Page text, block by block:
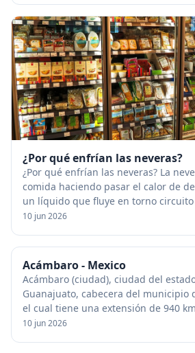
¿Por qué enfrían las neveras?
¿Por qué enfrían las neveras? La
comida haciendo pasar el calor de
un líquido que fluye en torno
medida que fluye el calor cambia el
10 jun 2026
Acámbaro - Mexico
Acámbaro (ciudad), ciudad del
Guanajuato, cabecera del municipio
el cual tiene una extensión de 940
significa ‘lugar de magueyes’.
10 jun 2026